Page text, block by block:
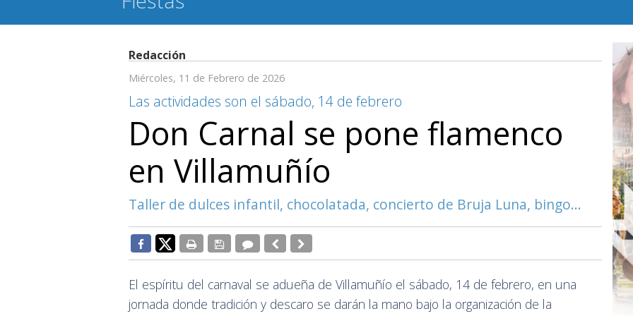
Redacción
Miércoles, 11 de Febrero de 2026
Las actividades son el sábado, 14 de febrero
Don Carnal se pone flamenco
en Villamuñío
Taller de dulces infantil, chocolatada, concierto de Bruja Luna, bingo...
El espíritu del carnaval se adueña de Villamuñío el sábado, 14 de febrero, en una
jornada donde tradición y descaro se darán la mano bajo la organización de la